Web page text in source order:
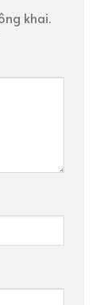
khai.